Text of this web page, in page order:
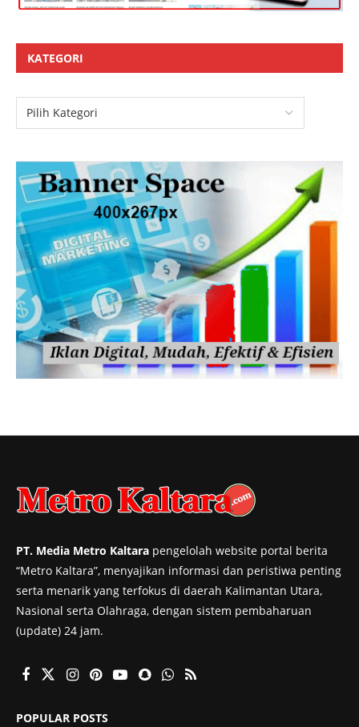
KATEGORI
PT. Media Metro Kaltara pengelolah website portal berita
“Metro Kaltara”, menyajikan informasi dan peristiwa penting
serta menarik yang terfokus di daerah Kalimantan Utara,
Nasional serta Olahraga, dengan sistem pembaharuan
(update) 24 jam.
POPULAR POSTS